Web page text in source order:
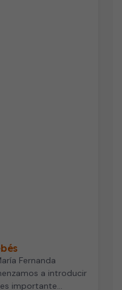
Fernanda
a introducir
importante